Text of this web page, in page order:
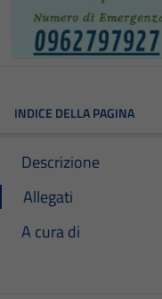
INDICE DELLA PAGINA
Descrizione
Allegati
A cura di